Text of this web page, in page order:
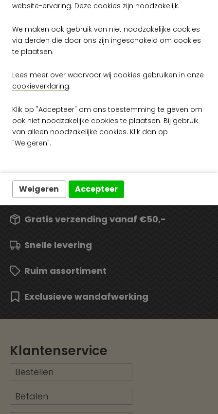
website-ervaring. Deze cookies zijn noodzakelijk.
We maken ook gebruik van niet noodzakelijke cookies
via derden die door ons zijn ingeschakeld om cookies
te plaatsen.
Lees meer over waarvoor wij cookies gebruiken in onze
cookieverklaring.
Klik op "Accepteer" om ons toestemming te geven om
ook niet noodzakelijke cookies te plaatsen. Bij gebruik
van alleen noodzakelijke cookies. Klik dan op
"Weigeren".
Weigeren Accepteer
44020
Op voorraad
Gratis verzending vanaf €50,-
Snelle levering
Ruim assortiment
Exclusieve wandafwerking
Klantenservice
Bestellen
Betalen